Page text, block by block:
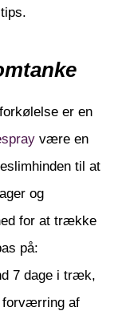
er en
være en
til at
og
for at trække
på:
7 dage i træk,
forværring af